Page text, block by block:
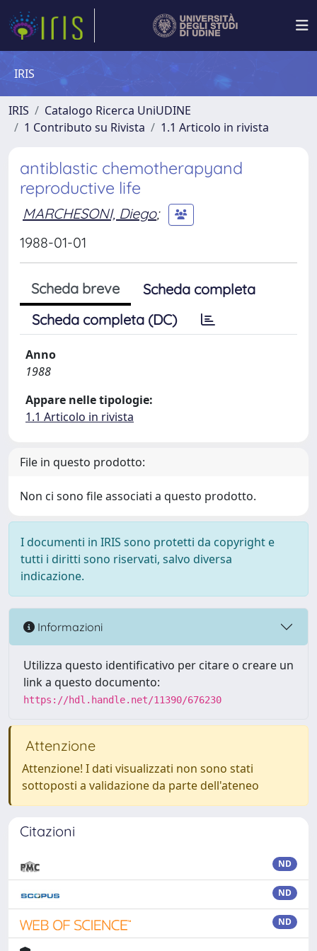
IRIS
IRIS
Catalogo Ricerca UniUDINE
1 Contributo su Rivista
1.1 Articolo in rivista
antiblastic chemotherapyand
reproductive life
MARCHESONI, Diego;
1988-01-01
Scheda breve
Scheda completa
Scheda completa (DC)
Anno
1988
Appare nelle tipologie:
1.1 Articolo in rivista
File in questo prodotto:
Non ci sono file associati a questo prodotto.
I documenti in IRIS sono protetti da copyright e
tutti i diritti sono riservati, salvo diversa
indicazione.
Informazioni
Utilizza questo identificativo per citare o creare un
link a questo documento:
https://hdl.handle.net/11390/676230
Attenzione
Attenzione! I dati visualizzati non sono stati
sottoposti a validazione da parte dell'ateneo
Citazioni
ND
ND
ND